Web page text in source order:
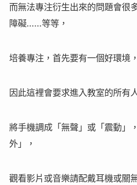
而無法專注衍生出來的問題會很
障礙……等等，
培養專注，首先要有一個好環境，
因此這裡會要求進入教室的所有
將手機調成「無聲」或「震動」
外」，
觀看影片或音樂請配戴耳機或關